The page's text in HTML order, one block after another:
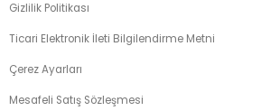
Gizlilik Politikası
Ticari Elektronik İleti Bilgilendirme Metni
Çerez Ayarları
Mesafeli Satış Sözleşmesi